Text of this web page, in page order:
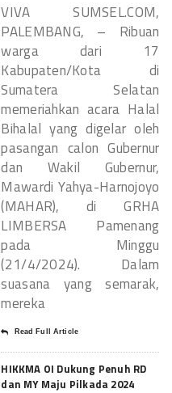
VIVA SUMSEL.COM,
PALEMBANG, – Ribuan
warga dari 17
Kabupaten/Kota di
Sumatera Selatan
memeriahkan acara Halal
Bihalal yang digelar oleh
pasangan calon Gubernur
dan Wakil Gubernur,
Mawardi Yahya-Harnojoyo
(MAHAR), di GRHA
LIMBERSA Pamenang
pada Minggu
(21/4/2024). Dalam
suasana yang semarak,
mereka
Read Full Article
HIKKMA OI Dukung Penuh RD
dan MY Maju Pilkada 2024